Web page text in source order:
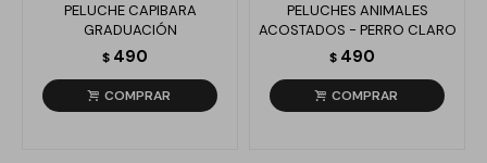
PELUCHE CAPIBARA
GRADUACIÓN
$ 490
PELUCHES ANIMALES
ACOSTADOS - PERRO CLARO
$ 490